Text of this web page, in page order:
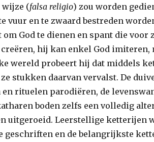
wijze (falsa religio) zou worden
vuur en te zwaard bestreden
God te dienen en spant die voor
hij kan enkel God imiteren,
wereld probeert hij dat middels
stukken daarvan vervalst. De
rituelen parodiëren, de
boden zelfs een volledig
uitgeroeid. Leerstellige ketterijen
geschriften en de belangrijkste